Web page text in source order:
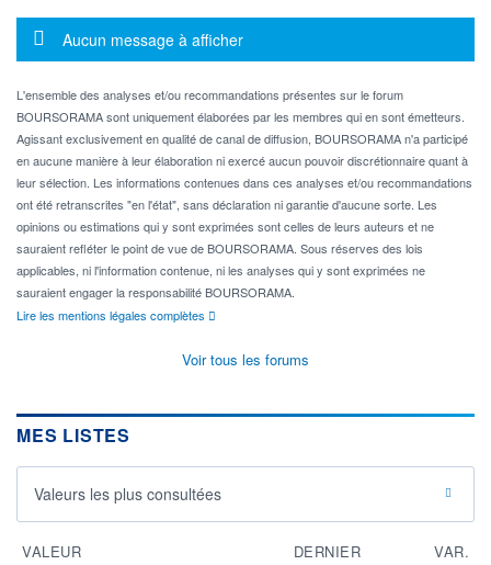
Message d'information
Aucun message à afficher
L'ensemble des analyses et/ou recommandations présentes sur le forum
BOURSORAMA sont uniquement élaborées par les membres qui en sont émetteurs.
Agissant exclusivement en qualité de canal de diffusion, BOURSORAMA n'a participé
en aucune manière à leur élaboration ni exercé aucun pouvoir discrétionnaire quant à
leur sélection. Les informations contenues dans ces analyses et/ou recommandations
ont été retranscrites "en l'état", sans déclaration ni garantie d'aucune sorte. Les
opinions ou estimations qui y sont exprimées sont celles de leurs auteurs et ne
sauraient refléter le point de vue de BOURSORAMA. Sous réserves des lois
applicables, ni l'information contenue, ni les analyses qui y sont exprimées ne
sauraient engager la responsabilité BOURSORAMA.
Lire les mentions légales complètes
Voir tous les forums
MES LISTES
Valeurs les plus consultées
VALEUR DERNIER VAR.